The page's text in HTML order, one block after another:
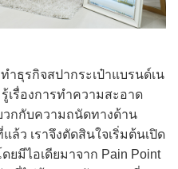
รกิจสปากระเป๋าแบรนด์เน
เรื่องการทำความสะอาด
กกับความถนัดทางด้าน
ว เราจึงตัดสินใจเริ่มต้นเปิด
ยมีไอเดียมาจาก Pain Point